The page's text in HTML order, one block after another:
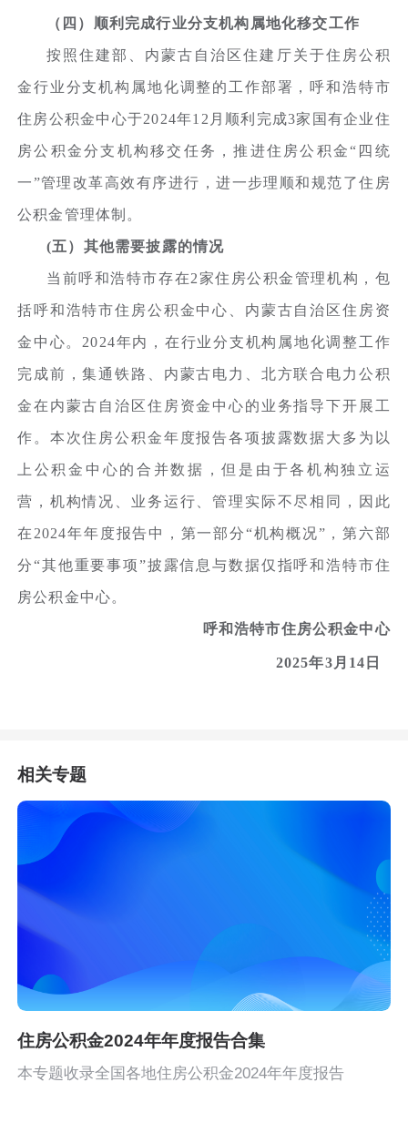
（四）顺利完成行业分支机构属地化移交工作
按照住建部、内蒙古自治区住建厅关于住房公积
金行业分支机构属地化调整的工作部署，呼和浩特市
住房公积金中心于2024年12月顺利完成3家国有企业住
房公积金分支机构移交任务，推进住房公积金“四统
一”管理改革高效有序进行，进一步理顺和规范了住房
公积金管理体制。
(五）其他需要披露的情况
当前呼和浩特市存在2家住房公积金管理机构，包
括呼和浩特市住房公积金中心、内蒙古自治区住房资
金中心。2024年内，在行业分支机构属地化调整工作
完成前，集通铁路、内蒙古电力、北方联合电力公积
金在内蒙古自治区住房资金中心的业务指导下开展工
作。本次住房公积金年度报告各项披露数据大多为以
上公积金中心的合并数据，但是由于各机构独立运
营，机构情况、业务运行、管理实际不尽相同，因此
在2024年年度报告中，第一部分“机构概况”，第六部
分“其他重要事项”披露信息与数据仅指呼和浩特市住
房公积金中心。
呼和浩特市住房公积金中心
2025年3月14日
相关专题
住房公积金2024年年度报告合集
本专题收录全国各地住房公积金2024年年度报告